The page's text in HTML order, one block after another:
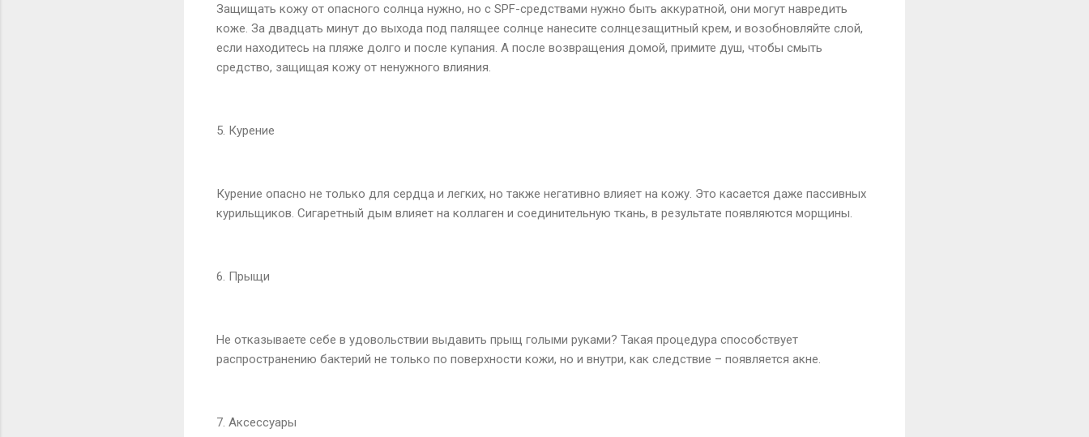
Защищать кожу от опасного солнца нужно, но с SPF-средствами нужно быть аккуратной, они могут навредить
коже. За двадцать минут до выхода под палящее солнце нанесите солнцезащитный крем, и возобновляйте слой,
если находитесь на пляже долго и после купания. А после возвращения домой, примите душ, чтобы смыть
средство, защищая кожу от ненужного влияния.
5. Курение
Курение опасно не только для сердца и легких, но также негативно влияет на кожу. Это касается даже пассивных
курильщиков. Сигаретный дым влияет на коллаген и соединительную ткань, в результате появляются морщины.
6. Прыщи
Не отказываете себе в удовольствии выдавить прыщ голыми руками? Такая процедура способствует
распространению бактерий не только по поверхности кожи, но и внутри, как следствие – появляется акне.
7. Аксессуары